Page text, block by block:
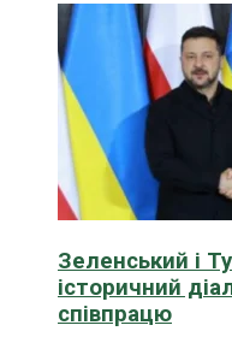
Зеленський і
історичний
співпрацю